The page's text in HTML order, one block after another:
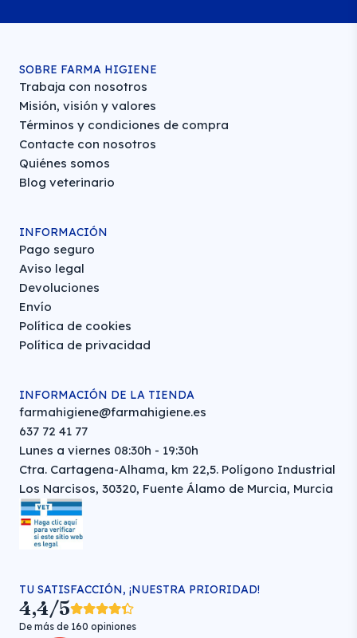
SOBRE FARMA HIGIENE
Trabaja con nosotros
Misión, visión y valores
Términos y condiciones de compra
Contacte con nosotros
Quiénes somos
Blog veterinario
INFORMACIÓN
Pago seguro
Aviso legal
Devoluciones
Envío
Política de cookies
Política de privacidad
INFORMACIÓN DE LA TIENDA
farmahigiene@farmahigiene.es
637 72 41 77
Lunes a viernes 08:30h - 19:30h
Ctra. Cartagena-Alhama, km 22,5. Polígono Industrial
Los Narcisos, 30320, Fuente Álamo de Murcia, Murcia
TU SATISFACCIÓN, ¡NUESTRA PRIORIDAD!
4,4/5
De más de 160 opiniones